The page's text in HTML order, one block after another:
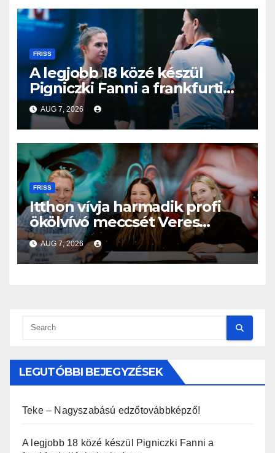
FRISS
A legjobb 18 közé készül
Pigniczki Fanni a frankfurti
világbajnokságon
AUG 7, 2026
FRISS
Itthon vívja harmadik profi
ökölvívó meccsét Veres
Roland szeptemberben
AUG 7, 2026
LEGUTÓBBI BEJEGYZÉSEK
Teke – Nagyszabású edzőtovábbképző!
A legjobb 18 közé készül Pigniczki Fanni a